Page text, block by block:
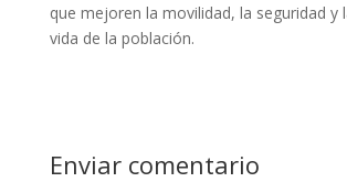
que mejoren la movilidad, la seguridad y
vida de la población.
Enviar comentario